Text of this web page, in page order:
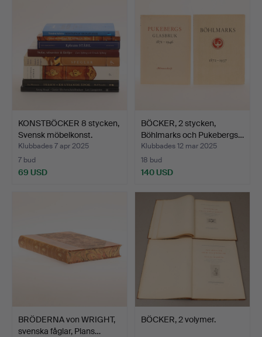
KONSTBÖCKER 8 stycken,
Svensk möbelkonst.
Klubbades 7 apr 2025
7 bud
69 USD
BÖCKER, 2 stycken,
Böhlmarks och Pukebergs…
Klubbades 12 mar 2025
18 bud
140 USD
BRÖDERNA von WRIGHT,
svenska fåglar, Plans…
BÖCKER, 2 volymer.